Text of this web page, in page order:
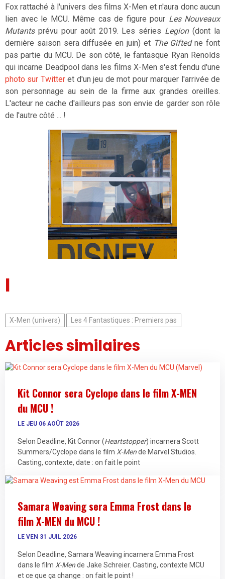
Fox rattaché à l'univers des films X-Men et n'aura donc aucun
lien avec le MCU. Même cas de figure pour Les Nouveaux
Mutantsprévu pour août 2019. Les séries Legion(dont la
dernière saison sera diffusée en juin) et The Giftedne font
pas partie du MCU. De son côté, le fantasque Ryan Renolds
qui incarne Deadpool dans les films X-Men s'est fendu d'une
photo sur Twitteret d'un jeu de mot pour marquer l'arrivée de
son personnage au sein de la firme aux grandes oreilles.
L'acteur ne cache d'ailleurs pas son envie de garder son rôle
de l'autre côté ... !
l
X-Men (univers) Les 4 Fantastiques : Premiers pas
Articles similaires
Kit Connor sera Cyclope dans le film X-MEN
du MCU !
LE JEU 06 AOÛT 2026
Selon Deadline, Kit Connor (Heartstopper) incarnera Scott
Summers/Cyclope dans le film X-Mende Marvel Studios.
Casting, contexte, date : on fait le point
Samara Weaving sera Emma Frost dans le
film X-MEN du MCU !
LE VEN 31 JUIL 2026
Selon Deadline, Samara Weaving incarnera Emma Frost
dans le film X-Mende Jake Schreier. Casting, contexte MCU
et ce que ça change : on fait le point !